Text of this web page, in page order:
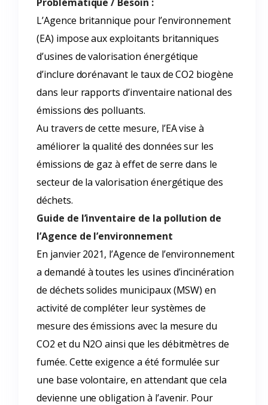
L’Agence britannique pour l’environnement
(EA) impose aux exploitants britanniques
d’usines de valorisation énergétique
d’inclure dorénavant le taux de CO2 biogène
dans leur rapports d’inventaire national des
émissions des polluants.
Au travers de cette mesure, l’EA vise à
améliorer la qualité des données sur les
émissions de gaz à effet de serre dans le
secteur de la valorisation énergétique des
déchets.
Guide de l’inventaire de la pollution de
l’Agence de l’environnement
En janvier 2021, l’Agence de l’environnement
a demandé à toutes les usines d’incinération
de déchets solides municipaux (MSW) en
activité de compléter leur systèmes de
mesure des émissions avec la mesure du
CO2 et du N2O ainsi que les débitmètres de
fumée. Cette exigence a été formulée sur
une base volontaire, en attendant que cela
devienne une obligation à l’avenir. Pour